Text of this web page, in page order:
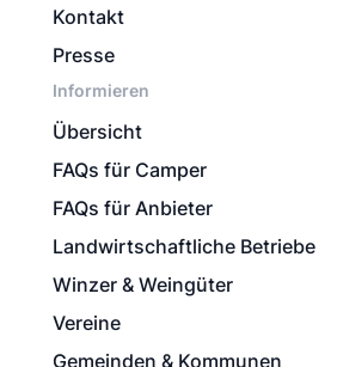
Kontakt
Presse
Informieren
Übersicht
FAQs für Camper
FAQs für Anbieter
Landwirtschaftliche Betriebe
Winzer & Weingüter
Vereine
Gemeinden & Kommunen